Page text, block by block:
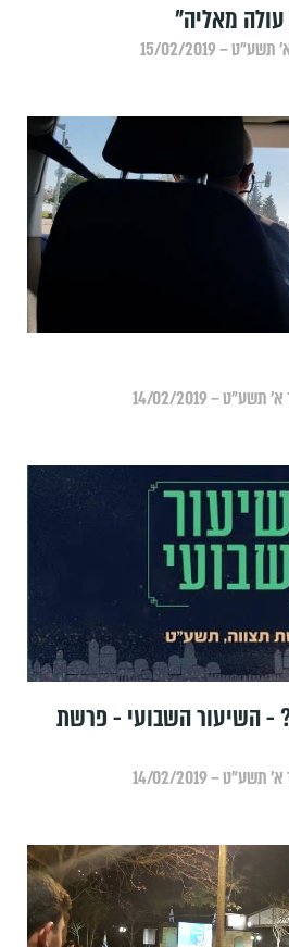
מאליה"
– 15/02/2019
– 14/02/2019
- השיעור השבועי - פרשת
– 14/02/2019